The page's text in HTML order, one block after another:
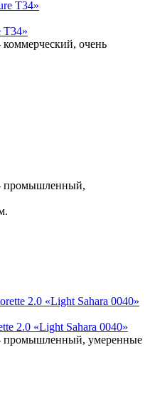
коммерческий, очень
промышленный,
2.0 «Light Sahara 0040»
промышленный, умеренные